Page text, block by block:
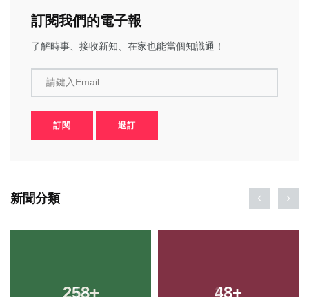
訂閱我們的電子報
了解時事、接收新知、在家也能當個知識通！
請鍵入Email
訂閱 退訂
新聞分類
258+ 48+